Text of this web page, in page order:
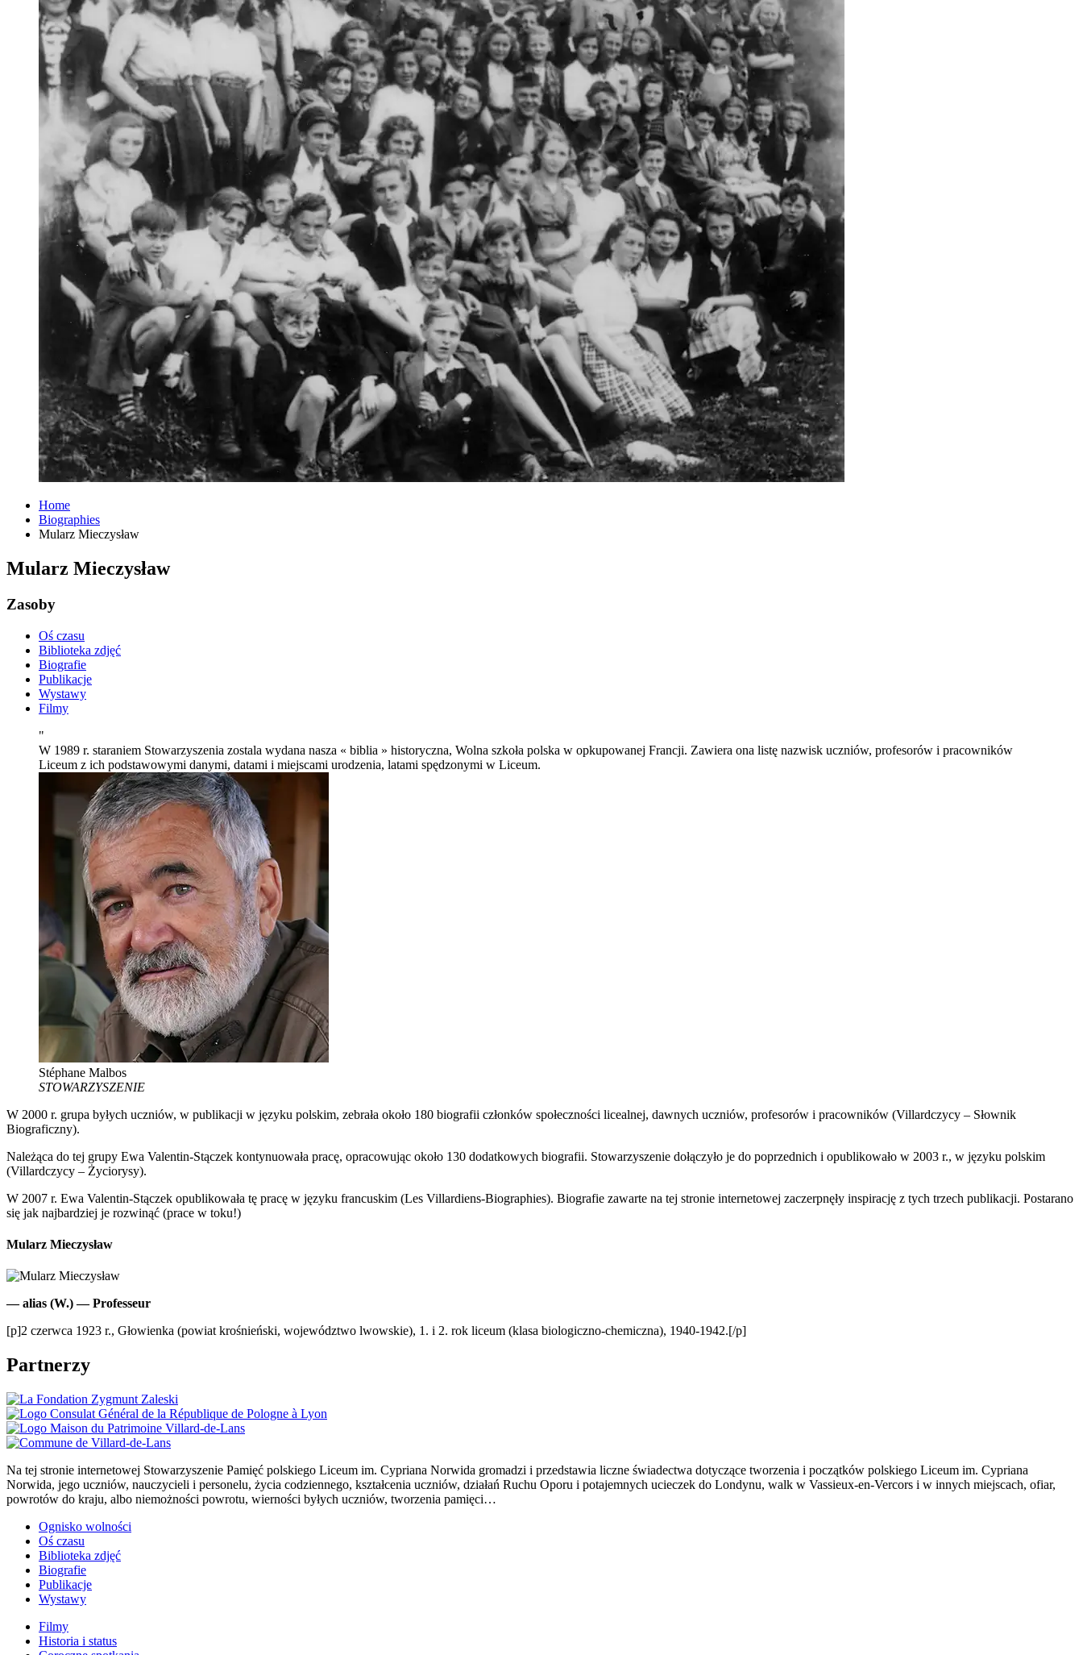
Home
Biographies
Mularz Mieczysław
Mularz Mieczysław
Zasoby
Oś czasu
Biblioteka zdjęć
Biografie
Publikacje
Wystawy
Filmy
"
W 1989 r. staraniem Stowarzyszenia zostala wydana nasza « biblia » historyczna, Wolna szkoła polska w opkupowanej Francji. Zawiera ona listę nazwisk uczniów, profesorów i pracowników
Liceum z ich podstawowymi danymi, datami i miejscami urodzenia, latami spędzonymi w Liceum.
Stéphane Malbos
STOWARZYSZENIE
W 2000 r. grupa byłych uczniów, w publikacji w języku polskim, zebrała około 180 biografii członków społeczności licealnej, dawnych uczniów, profesorów i pracowników (Villardczycy – Słownik
Biograficzny).
Należąca do tej grupy Ewa Valentin-Stączek kontynuowała pracę, opracowując około 130 dodatkowych biografii. Stowarzyszenie dołączyło je do poprzednich i opublikowało w 2003 r., w języku polskim
(Villardczycy – Życiorysy).
W 2007 r. Ewa Valentin-Stączek opublikowała tę pracę w języku francuskim (Les Villardiens-Biographies). Biografie zawarte na tej stronie internetowej zaczerpnęły inspirację z tych trzech publikacji. Postarano
się jak najbardziej je rozwinąć (prace w toku!)
Mularz Mieczysław
— alias (W.) — Professeur
[p]2 czerwca 1923 r., Głowienka (powiat krośnieński, województwo lwowskie), 1. i 2. rok liceum (klasa biologiczno-chemiczna), 1940-1942.[/p]
Partnerzy
Na tej stronie internetowej Stowarzyszenie Pamięć polskiego Liceum im. Cypriana Norwida gromadzi i przedstawia liczne świadectwa dotyczące tworzenia i początków polskiego Liceum im. Cypriana
Norwida, jego uczniów, nauczycieli i personelu, życia codziennego, kształcenia uczniów, działań Ruchu Oporu i potajemnych ucieczek do Londynu, walk w Vassieux-en-Vercors i w innych miejscach, ofiar,
powrotów do kraju, albo niemożności powrotu, wierności byłych uczniów, tworzenia pamięci…
Ognisko wolności
Oś czasu
Biblioteka zdjęć
Biografie
Publikacje
Wystawy
Filmy
Historia i status